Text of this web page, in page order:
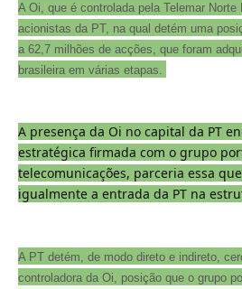
A Oi, que é controlada pela Telemar
acionistas da PT, na qual detém uma
a 62,7 milhões de acções, que foram
brasileira em várias etapas.
A presença da Oi no capital da PT
estratégica firmada com o grupo
telecomunicações, parceria essa
igualmente a entrada da PT na
A PT detém, de modo direto e indireto,
controladora da Oi, posição que o grupo